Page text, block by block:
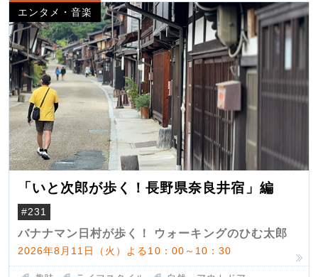
エンタメ・音楽
「いと次郎が歩く！長野県奈良井宿」編
#231
バナナマン日村が歩く！ ウォーキングのひむ太郎
2026年8月11日（火）よる10：00～10：30